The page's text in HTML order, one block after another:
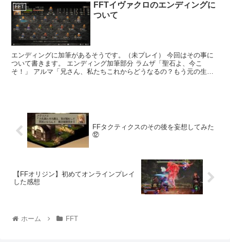
FFT
FFTイヴァクロのエンディングに
ついて
エンディングに加筆があるそうです。（未プレイ） 今回はその事に
ついて書きます。 エンディング加筆部分 ラムザ「聖石よ、今こ
そ！」 アルマ「兄さん、私たちこれからどうなるの？もう元の生活
FFタクティクスのその後を妄想してみた
⑫
【FFオリジン】初めてオンラインプレイ
した感想
ホーム FFT